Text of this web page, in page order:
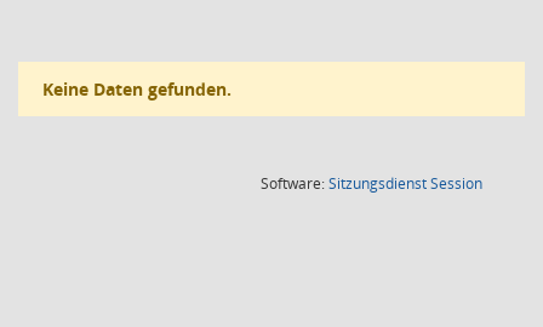
Keine Daten gefunden.
Software:SitzungsdienstSession(Wird in